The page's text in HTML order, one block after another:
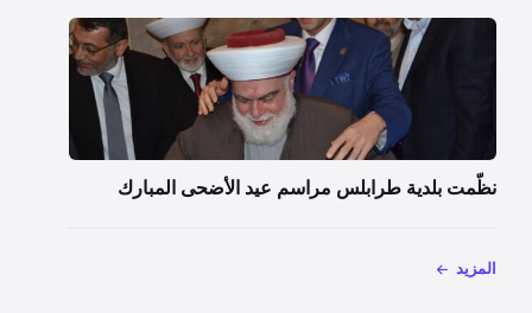
نظّمت بلدية طرابلس مراسم عيد الأضحى المبارك
المزيد